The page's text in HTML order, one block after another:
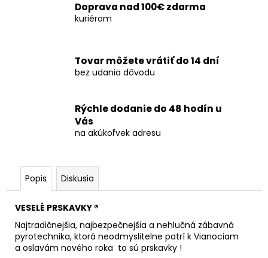
Doprava nad 100€ zdarma
kuriérom
Tovar môžete vrátiť do 14 dní
bez udania dôvodu
Rýchle dodanie do 48 hodín u
Vás
na akúkoľvek adresu
Popis Diskusia
VESELÉ PRSKAVKY ®
Najtradičnejšia, najbezpečnejšia a nehlučná zábavná
pyrotechnika, ktorá neodmyslitelne patrí k Vianociam
a oslavám nového roka to sú prskavky !